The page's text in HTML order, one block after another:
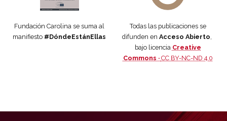
Fundación Carolina se suma al
manifiesto #DóndeEstánEllas
Todas las publicaciones se
difunden en Acceso Abierto,
bajo licencia Creative
Commons · CC BY-NC-ND 4.0